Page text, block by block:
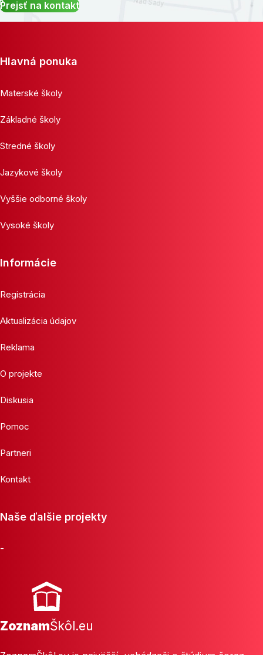
Prejsť na kontakt
Hlavná ponuka
Materské školy
Základné školy
Stredné školy
Jazykové školy
Vyššie odborné školy
Vysoké školy
Informácie
Registrácia
Aktualizácia údajov
Reklama
O projekte
Diskusia
Pomoc
Partneri
Kontakt
Naše ďalšie projekty
-
ZoznamŠkôl.eu